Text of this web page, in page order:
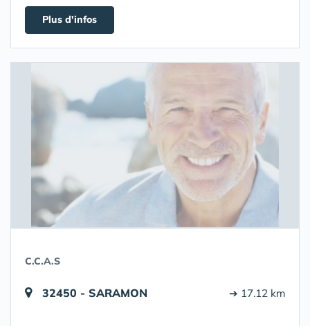
Plus d'infos
C.C.A.S
32450 - SARAMON ➔ 17.12 km